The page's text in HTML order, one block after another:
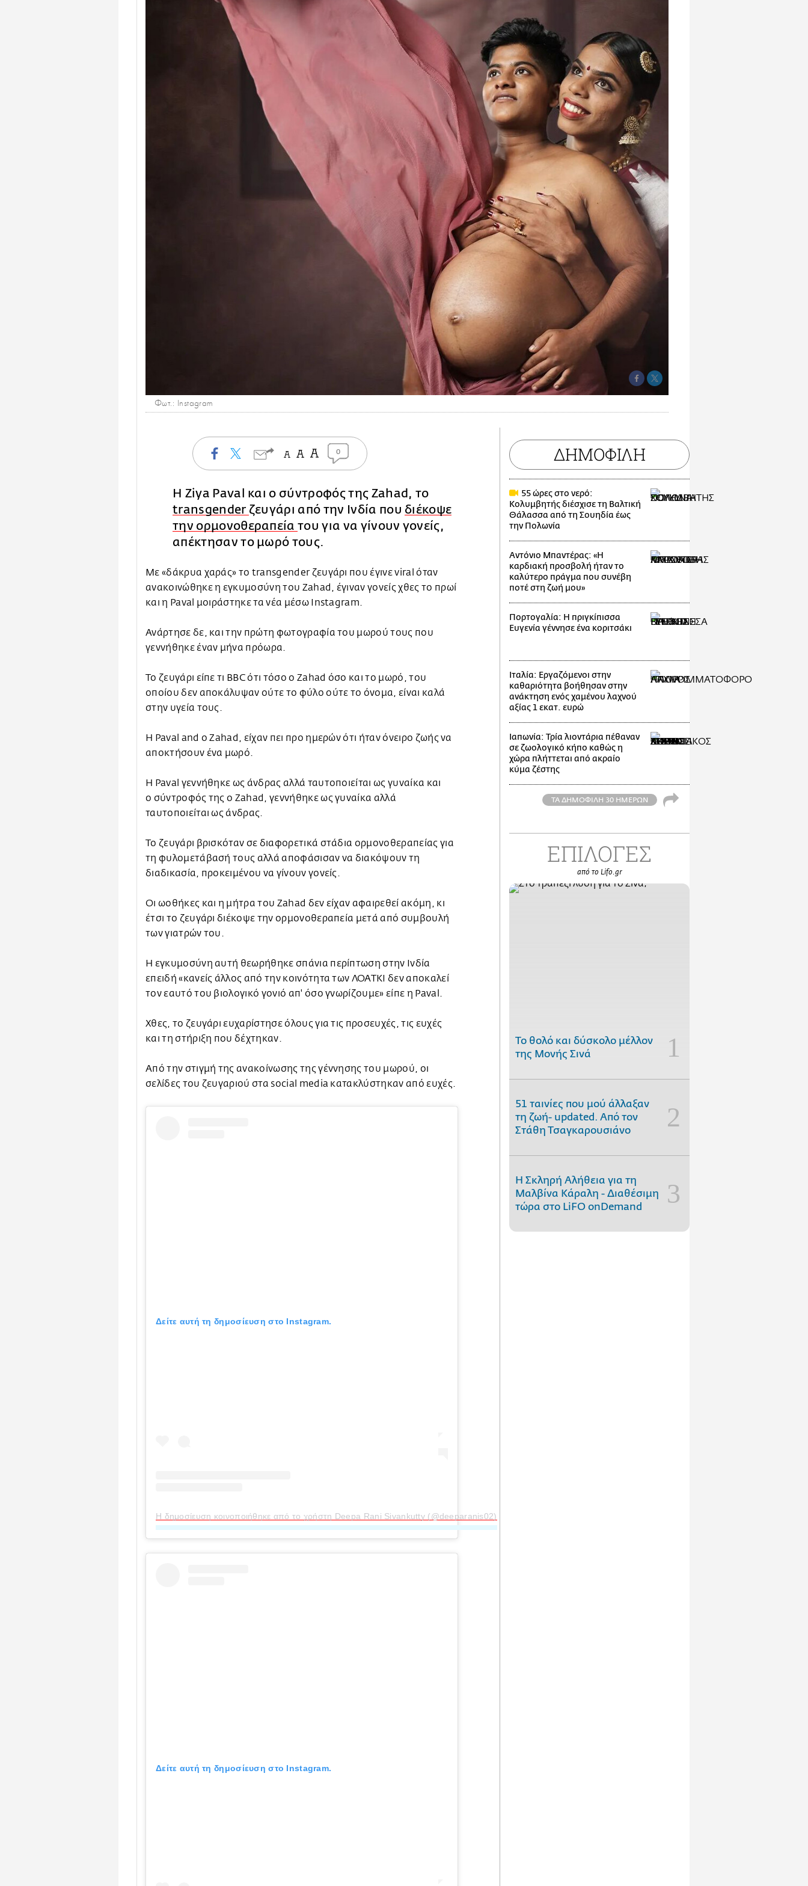
Φωτ.: Instagram
0
H Ziya Paval και ο σύντροφός της Zahad, το
transgender ζευγάρι από την Ινδία που διέκοψε
την ορμονοθεραπείατου για να γίνουν γονείς,
απέκτησαν το μωρό τους.
Με «δάκρυα χαράς» το transgender ζευγάρι που έγινε viral όταν
ανακοινώθηκε η εγκυμοσύνη του Zahad, έγιναν γονείς χθες το πρωί
και η Paval μοιράστηκε τα νέα μέσω Instagram.
Ανάρτησε δε, και την πρώτη φωτογραφία του μωρού τους που
γεννήθηκε έναν μήνα πρόωρα.
Το ζευγάρι είπε τι BBC ότι τόσο ο Zahad όσο και το μωρό, του
οποίου δεν αποκάλυψαν ούτε το φύλο ούτε το όνομα, είναι καλά
στην υγεία τους.
Η Paval and ο Zahad, είχαν πει προ ημερών ότι ήταν όνειρο ζωής να
αποκτήσουν ένα μωρό.
Η Paval γεννήθηκε ως άνδρας αλλά ταυτοποιείται ως γυναίκα και
ο σύντροφός της ο Zahad, γεννήθηκε ως γυναίκα αλλά
ταυτοποιείται ως άνδρας.
Το ζευγάρι βρισκόταν σε διαφορετικά στάδια ορμονοθεραπείας για
τη φυλομετάβασή τους αλλά αποφάσισαν να διακόψουν τη
διαδικασία, προκειμένου να γίνουν γονείς.
Οι ωοθήκες και η μήτρα του Zahad δεν είχαν αφαιρεθεί ακόμη, κι
έτσι το ζευγάρι διέκοψε την ορμονοθεραπεία μετά από συμβουλή
των γιατρών του.
Η εγκυμοσύνη αυτή θεωρήθηκε σπάνια περίπτωση στην Ινδία
επειδή «κανείς άλλος από την κοινότητα των ΛΟΑΤΚΙ δεν αποκαλεί
τον εαυτό του βιολογικό γονιό απ' όσο γνωρίζουμε» είπε η Paval.
Χθες, το ζευγάρι ευχαρίστησε όλους για τις προσευχές, τις ευχές
και τη στήριξη που δέχτηκαν.
Από την στιγμή της ανακοίνωσης της γέννησης του μωρού, οι
σελίδες του ζευγαριού στα social media κατακλύστηκαν από ευχές.
Δείτε αυτή τη δημοσίευση στο Instagram.
Η δημοσίευση κοινοποιήθηκε από το χρήστη Deepa Rani Sivankutty (@deeparanis02)
Δείτε αυτή τη δημοσίευση στο Instagram.
ΔΗΜΟΦΙΛΗ
55 ώρες στο νερό:
Κολυμβητής διέσχισε τη Βαλτική
Θάλασσα από τη Σουηδία έως
την Πολωνία
Αντόνιο Μπαντέρας: «Η
καρδιακή προσβολή ήταν το
καλύτερο πράγμα που συνέβη
ποτέ στη ζωή μου»
Πορτογαλία: Η πριγκίπισσα
Ευγενία γέννησε ένα κοριτσάκι
Ιταλία: Εργαζόμενοι στην
καθαριότητα βοήθησαν στην
ανάκτηση ενός χαμένου λαχνού
αξίας 1 εκατ. ευρώ
Ιαπωνία: Τρία λιοντάρια πέθαναν
σε ζωολογικό κήπο καθώς η
χώρα πλήττεται από ακραίο
κύμα ζέστης
ΤΑ ΔΗΜΟΦΙΛΗ 30 ΗΜΕΡΩΝ
ΕΠΙΛΟΓΕΣ
από το Lifo.gr
Το θολό και δύσκολο μέλλον
της Μονής Σινά
51 ταινίες που μού άλλαξαν
τη ζωή- updated. Aπό τον
Στάθη Τσαγκαρουσιάνο
Η Σκληρή Αλήθεια για τη
Μαλβίνα Κάραλη - Διαθέσιμη
τώρα στo LiFO onDemand